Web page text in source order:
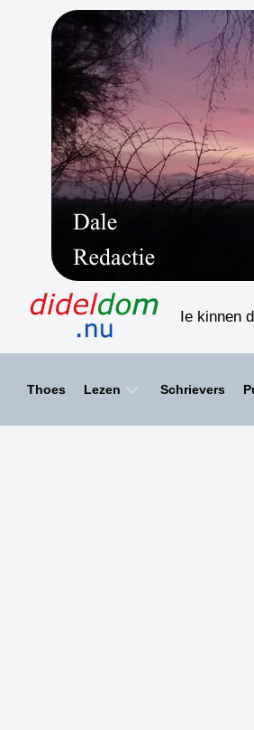
Ie kinnen
Thoes Lezen Schrievers